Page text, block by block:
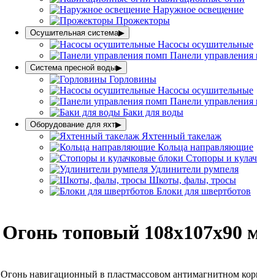
Наружное освещение
Прожекторы
Осушительная система▶
Насосы осушительные
Панели управления
Система пресной воды▶
Горловины
Насосы осушительные
Панели управления
Баки для воды
Оборудование для яхт▶
Яхтенный такелаж
Кольца направляющие
Стопоры и
Удлинители румпеля
Шкоты, фалы, тросы
Блоки для швертботов
Огонь топовый 108х107х90
Огонь навигационный в пластмассовом антимагнитном